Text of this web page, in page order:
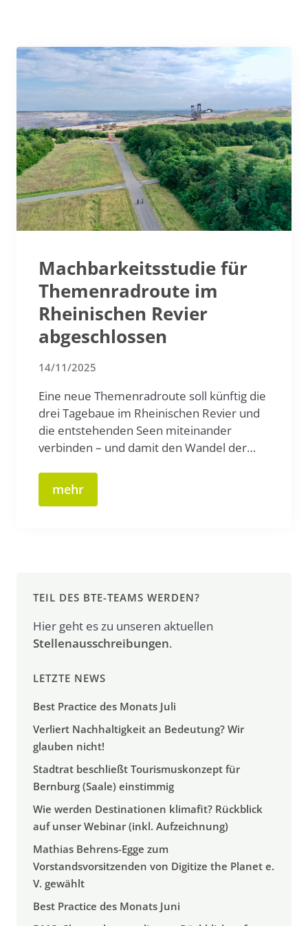
Machbarkeitsstudie für
Themenradroute im
Rheinischen Revier
abgeschlossen
14/11/2025
Eine neue Themenradroute soll künftig die
drei Tagebaue im Rheinischen Revier und
die entstehenden Seen miteinander
verbinden – und damit den Wandel der…
mehr
TEIL DES BTE-TEAMS WERDEN?
Hier geht es zu unseren aktuellen
Stellenausschreibungen.
LETZTE NEWS
Best Practice des Monats Juli
Verliert Nachhaltigkeit an Bedeutung? Wir
glauben nicht!
Stadtrat beschließt Tourismuskonzept für
Bernburg (Saale) einstimmig
Wie werden Destinationen klimafit? Rückblick
auf unser Webinar (inkl. Aufzeichnung)
Mathias Behrens-Egge zum
Vorstandsvorsitzenden von Digitize the Planet e.
V. gewählt
Best Practice des Monats Juni